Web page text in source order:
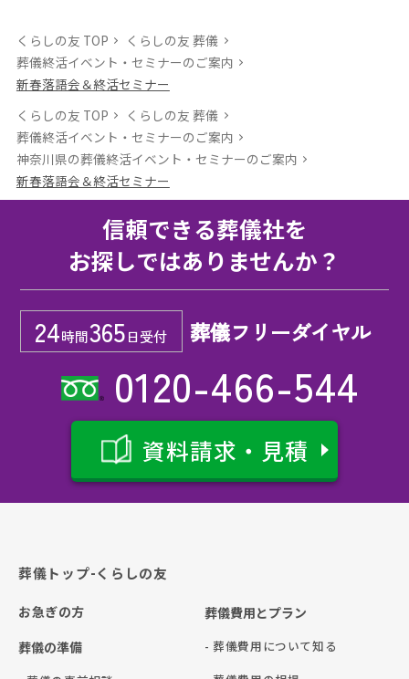
くらしの友 TOP
くらしの友 葬儀
葬儀終活イベント・セミナーのご案内
新春落語会＆終活セミナー
くらしの友 TOP
くらしの友 葬儀
葬儀終活イベント・セミナーのご案内
神奈川県の葬儀終活イベント・セミナーのご案内
新春落語会＆終活セミナー
信頼できる葬儀社を
お探しではありませんか？
24時間365日受付 葬儀フリーダイヤル
0120-466-544
資料請求・見積
葬儀トップ-くらしの友
お急ぎの方
葬儀の準備
葬儀費用とプラン
- 葬儀費用について知る